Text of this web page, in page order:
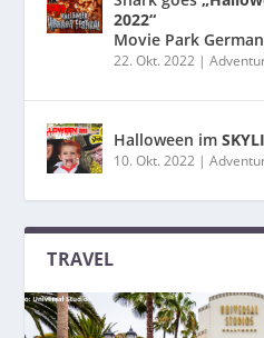
2022“
Movie Park
22. Okt. 2022 |
Halloween im
10. Okt. 2022 |
TRAVEL